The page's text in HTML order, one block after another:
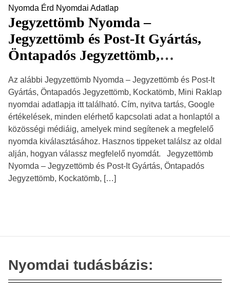
Nyomda Érd Nyomdai Adatlap
Jegyzettömb Nyomda –
Jegyzettömb és Post-It Gyártás,
Öntapadós Jegyzettömb,
2030 nyomdai adatlap
Az alábbi Jegyzettömb Nyomda – Jegyzettömb és Post-It
Gyártás, Öntapadós Jegyzettömb, Kockatömb, Mini Raklap
nyomdai adatlapja itt található. Cím, nyitva tartás, Google
értékelések, minden elérhető kapcsolati adat a honlaptól a
közösségi médiáig, amelyek mind segítenek a megfelelő
nyomda kiválasztásához. Hasznos tippeket találsz az oldal
alján, hogyan válassz megfelelő nyomdát. Jegyzettömb
Nyomda – Jegyzettömb és Post-It Gyártás, Öntapadós
Jegyzettömb, Kockatömb, […]
Nyomdai tudásbázis: